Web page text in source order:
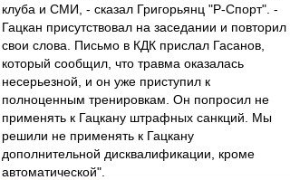
клуба и СМИ, - сказал Григорьянц "Р-Спорт". -
Гацкан присутствовал на заседании и повторил
свои слова. Письмо в КДК прислал Гасанов,
который сообщил, что травма оказалась
несерьезной, и он уже приступил к
полноценным тренировкам. Он попросил не
применять к Гацкану штрафных санкций. Мы
решили не применять к Гацкану
дополнительной дисквалификации, кроме
автоматической".